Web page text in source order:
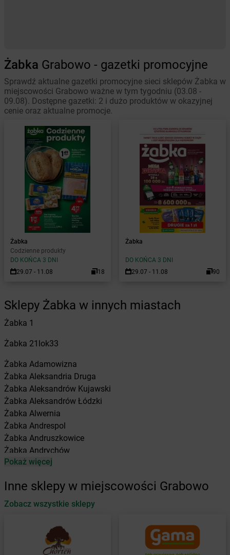
Żabka Grabowo - gazetki promocyjne
Sprawdź aktualne gazetki promocyjne sieci sklepów Żabka w
miejscowości Grabowo ważne w tym tygodniu (03.08 -
09.08). Dostępne gazetki: 2 i dużo produktów w okazyjnej
cenie oraz aktualne promocje.
Żabka
Codzienne produkty
DO KOŃCA 3 DNI
29.07 - 11.08
18
Żabka
DO KOŃCA 3 DNI
29.07 - 11.08
90
Sklepy Żabka w innych miastach
Żabka 1
Żabka 21lok33
Żabka Adamowizna
Żabka Aleksandria Druga
Żabka Aleksandrów Kujawski
Żabka Aleksandrów Łódzki
Żabka Alwernia
Żabka Andrespol
Żabka Andruszkowice
Żabka Andrychów
Żabka Antonie
Żabka Automat
Żabka Babica
Babimost
Baborów
Pokaż więcej
Inne sklepy w miejscowości Grabowo
Zobacz wszystkie sklepy